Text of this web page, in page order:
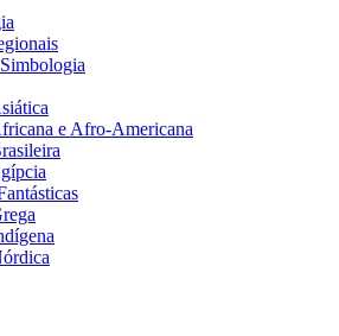
e Afro-Americana